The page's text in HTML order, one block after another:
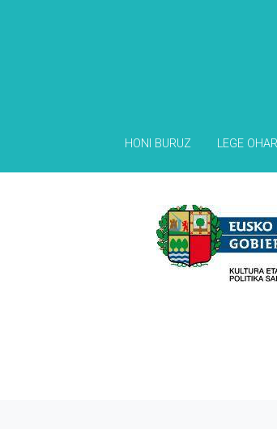
HONI BURUZ LEGE